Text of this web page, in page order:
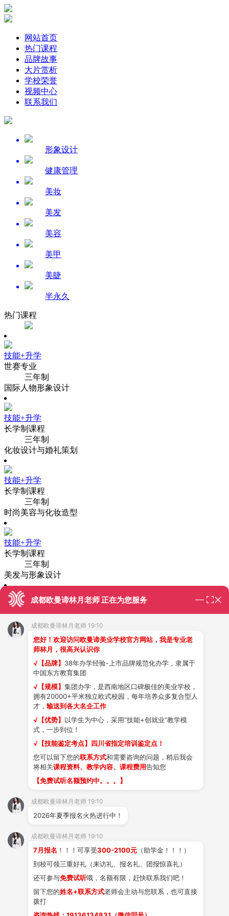
网站首页
热门课程
品牌故事
大片赏析
学校荣誉
视频中心
联系我们
形象设计
健康管理
美妆
美发
美容
美甲
美睫
半永久
热门课程
技能+升学
世赛专业
三年制
国际人物形象设计
技能+升学
长学制课程
三年制
化妆设计与婚礼策划
技能+升学
长学制课程
三年制
时尚美容与化妆造型
技能+升学
长学制课程
三年制
美发与形象设计
技能+创业
火热报名中
美发专业
火热报名中
美容专业
技能+创业
火热报名中
美妆专业
技能+创业
火热报名中
美甲/美睫/半永久专业
师资力量
成都欧曼谛林月老师 正在为您服务
成都欧曼谛林月老师 19:10
您好！欢迎访问欧曼谛美业学校官方网站，我是专业老
师林月，很高兴认识你
√【品牌】 38年办学经验-上市品牌规范化办学，隶属于
中国东方教育集团
√【规模】 集团办学，是西南地区口碑极佳的美业学校，
拥有20000+平米独立欧式校园，每年培养众多复合型人
才， 输送到各大名企工作
√【优势】 以学生为中心，采用“技能+创就业”教学模
式，一步到位！
√【技能鉴定考点】四川省指定培训鉴定点！
您可以留下您的联系方式和需要咨询的问题，稍后我会
将相关课程资料、教学内容、课程费用告知您
【免费试听名额预约中。。。】
成都欧曼谛林月老师 19:10
2026年夏季报名火热进行中！
成都欧曼谛林月老师 19:10
7月报名 ！！！可享受300-2100元 （助学金！！！）
到校可领三重好礼（来访礼、报名礼、团报惊喜礼）
还可参与免费试听哦，名额有限，赶快联系我们吧！
留下您的姓名+联系方式老师会主动与您联系，也可直接
拨打